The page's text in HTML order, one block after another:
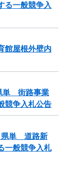
る一般競争入
館屋根外壁内
単 街路事業
競争入札公告
県単 道路新
一般競争入札